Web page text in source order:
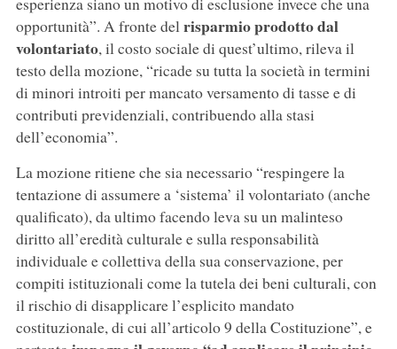
opportunità”. A fronte delrisparmio prodotto dal
volontariato, il costo sociale di quest’ultimo, rileva il
testo della mozione, “ricade su tutta la società in termini
di minori introiti per mancato versamento di tasse e di
contributi previdenziali, contribuendo alla stasi
dell’economia”.
La mozione ritiene che sia necessario “respingere la
tentazione di assumere a ‘sistema’ il volontariato (anche
qualificato), da ultimo facendo leva su un malinteso
diritto all’eredità culturale e sulla responsabilità
individuale e collettiva della sua conservazione, per
compiti istituzionali come la tutela dei beni culturali, con
il rischio di disapplicare l’esplicito mandato
costituzionale, di cui all’articolo 9 della Costituzione”, e